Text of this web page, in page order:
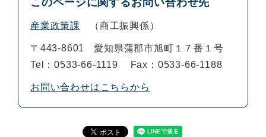
産業政策課 商工振興係
〒443-8601
愛知県蒲郡市旭町１７番１号
Tel：0533-66-1119
Fax：0533-66-1188
お問い合わせはこちらから